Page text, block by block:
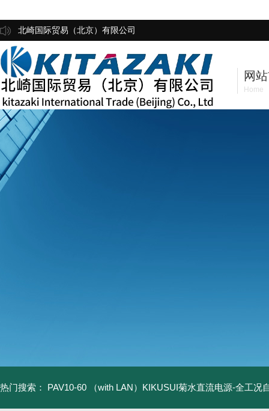
北崎国际贸易（北京）有限公司
网
Home
热门搜索： PAV10-60 （with LAN）KIKUSUI菊水直流电源-全工况